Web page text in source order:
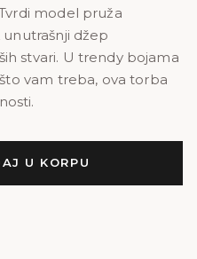
model pruža
džep
stvari. U trendy bojama
vam treba, ova torba
U KORPU